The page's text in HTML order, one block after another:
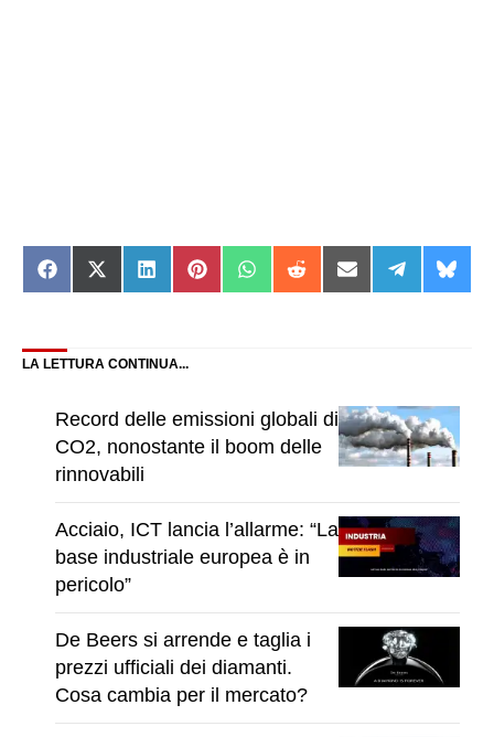
Share
on
Share
on
Share
on
Share
on
Share
on
Share
on
Share
on
Share
on
on
LA LETTURA CONTINUA...
Record delle emissioni globali di
CO2, nonostante il boom delle
rinnovabili
Acciaio, ICT lancia l’allarme: “La
base industriale europea è in
pericolo”
De Beers si arrende e taglia i
prezzi ufficiali dei diamanti.
Cosa cambia per il mercato?